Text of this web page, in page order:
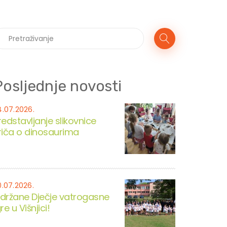
novosti
slikovnice
o dinosaurima
Dječje vatrogasne
u Višnjici!